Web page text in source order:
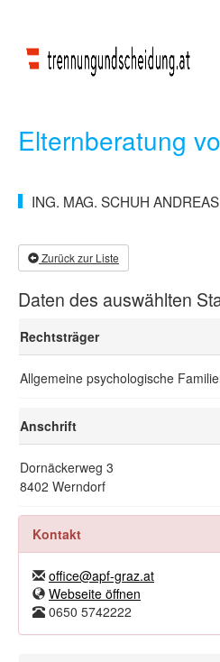
Elternberatung
ING. MAG. SCHUH ANDREAS
Zurück zur Liste
Daten des auswählten
Rechtsträger
Allgemeine psychologische
Anschrift
Dornäckerweg 3
8402 Werndorf
Kontakt
office@apf-graz.at
Webseite öffnen
0650 5742222